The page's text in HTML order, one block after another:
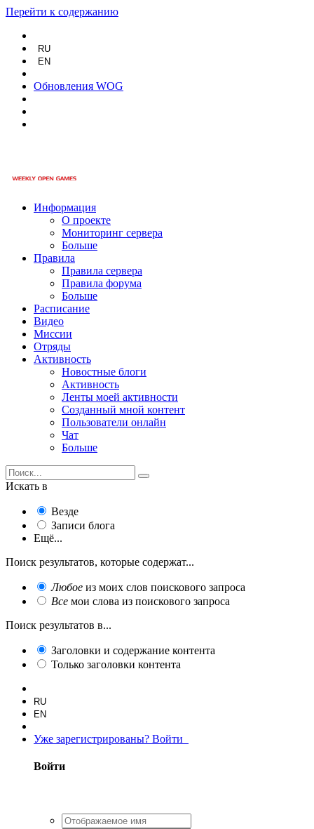
Перейти к содержанию
RU
EN
Обновления WOG
Информация
О проекте
Мониторинг сервера
Больше
Правила
Правила сервера
Правила форума
Больше
Расписание
Видео
Миссии
Отряды
Активность
Новостные блоги
Активность
Ленты моей активности
Созданный мной контент
Пользователи онлайн
Чат
Больше
Искать в
Везде
Записи блога
Ещё...
Поиск результатов, которые содержат...
Любое из моих слов поискового запроса
Все мои слова из поискового запроса
Поиск результатов в...
Заголовки и содержание контента
Только заголовки контента
RU
EN
Уже зарегистрированы? Войти
Войти